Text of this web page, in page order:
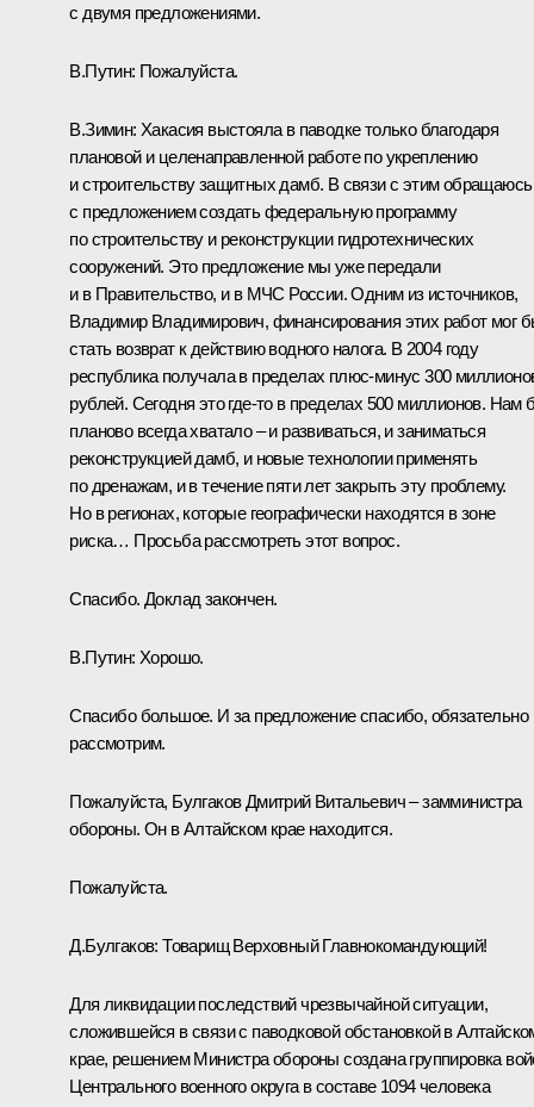
с двумя предложениями.
В.Путин: Пожалуйста.
В.Зимин: Хакасия выстояла в паводке только благодаря
плановой и целенаправленной работе по укреплению
и строительству защитных дамб. В связи с этим обращаюсь
с предложением создать федеральную программу
по строительству и реконструкции гидротехнических
сооружений. Это предложение мы уже передали
и в Правительство, и в МЧС России. Одним из источников,
Владимир Владимирович, финансирования этих работ мог
стать возврат к действию водного налога. В 2004 году
республика получала в пределах плюс-минус 300
рублей. Сегодня это где‑то в пределах 500 миллионов. Нам
планово всегда хватало – и развиваться, и заниматься
реконструкцией дамб, и новые технологии применять
по дренажам, и в течение пяти лет закрыть эту проблему.
Но в регионах, которые географически находятся в зоне
риска… Просьба рассмотреть этот вопрос.
Спасибо. Доклад закончен.
В.Путин: Хорошо.
Спасибо большое. И за предложение спасибо, обязательно
рассмотрим.
Пожалуйста, Булгаков Дмитрий Витальевич – замминистра
обороны. Он в Алтайском крае находится.
Пожалуйста.
Д.Булгаков: Товарищ Верховный Главнокомандующий!
Для ликвидации последствий чрезвычайной ситуации,
сложившейся в связи с паводковой обстановкой в
крае, решением Министра обороны создана группировка
Центрального военного округа в составе 1094 человека